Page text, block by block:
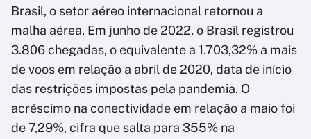
Brasil, o setor aéreo internacional retornou a
malha aérea. Em junho de 2022, o Brasil registrou
3.806 chegadas, o equivalente a 1.703,32% a mais
de voos em relação a abril de 2020, data de início
das restrições impostas pela pandemia. O
acréscimo na conectividade em relação a maio foi
de 7,29%, cifra que salta para 355% na